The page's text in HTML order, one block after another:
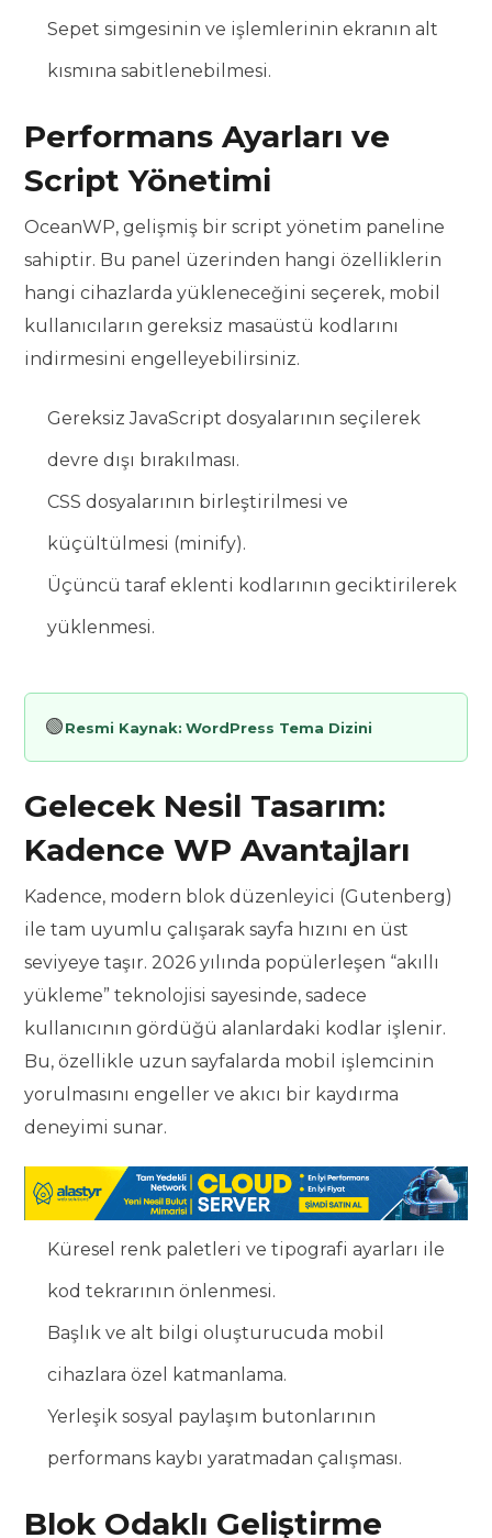
Sepet simgesinin ve işlemlerinin ekranın alt
kısmına sabitlenebilmesi.
Performans Ayarları ve
Script Yönetimi
OceanWP, gelişmiş bir script yönetim paneline
sahiptir. Bu panel üzerinden hangi özelliklerin
hangi cihazlarda yükleneceğini seçerek, mobil
kullanıcıların gereksiz masaüstü kodlarını
indirmesini engelleyebilirsiniz.
Gereksiz JavaScript dosyalarının seçilerek
devre dışı bırakılması.
CSS dosyalarının birleştirilmesi ve
küçültülmesi (minify).
Üçüncü taraf eklenti kodlarının geciktirilerek
yüklenmesi.
🟢Resmi Kaynak: WordPress Tema Dizini
Gelecek Nesil Tasarım:
Kadence WP Avantajları
Kadence, modern blok düzenleyici (Gutenberg)
ile tam uyumlu çalışarak sayfa hızını en üst
seviyeye taşır. 2026 yılında popülerleşen “akıllı
yükleme” teknolojisi sayesinde, sadece
kullanıcının gördüğü alanlardaki kodlar işlenir.
Bu, özellikle uzun sayfalarda mobil işlemcinin
yorulmasını engeller ve akıcı bir kaydırma
deneyimi sunar.
Küresel renk paletleri ve tipografi ayarları ile
kod tekrarının önlenmesi.
Başlık ve alt bilgi oluşturucuda mobil
cihazlara özel katmanlama.
Yerleşik sosyal paylaşım butonlarının
performans kaybı yaratmadan çalışması.
Blok Odaklı Geliştirme